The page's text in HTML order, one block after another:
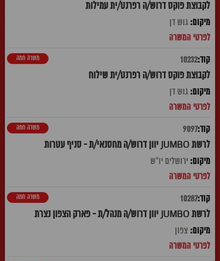
לקבוצת פוקס דרוש/ה רפרנט/ית עמילות
גוש דן
10232
לקבוצת פוקס דרוש/ה רפרנט/ית שילוח
משרה חמה
גוש דן
9097
לרשת JUMBO יוון דרוש/ה מחסנאי/ת - סניף עטרות
משרה חמה
ירושלים יו"ש
10287
לרשת JUMBO יוון דרוש/ה מנהל/ת - פארק הצפון נצרת
משרה חמה
צפון